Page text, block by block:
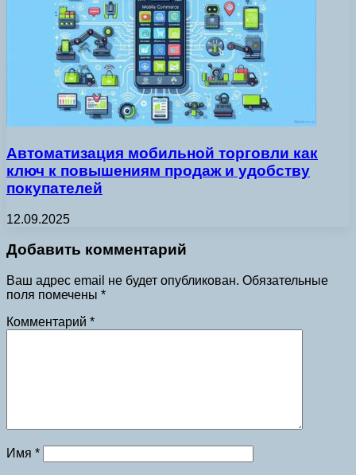
Автоматизация мобильной торговли как
ключ к повышениям продаж и удобству
покупателей
12.09.2025
Добавить комментарий
Ваш адрес email не будет опубликован. Обязательные
поля помечены *
Комментарий *
Имя *